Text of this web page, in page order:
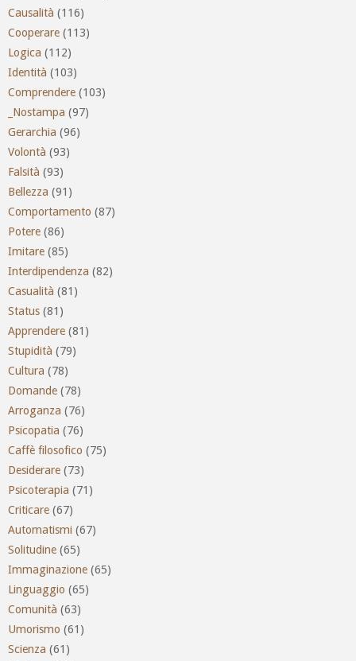
Causalità (116)
Cooperare (113)
Logica (112)
Identità (103)
Comprendere (103)
_Nostampa (97)
Gerarchia (96)
Volontà (93)
Falsità (93)
Bellezza (91)
Comportamento (87)
Potere (86)
Imitare (85)
Interdipendenza (82)
Casualità (81)
Status (81)
Apprendere (81)
Stupidità (79)
Cultura (78)
Domande (78)
Arroganza (76)
Psicopatia (76)
Caffè filosofico (75)
Desiderare (73)
Psicoterapia (71)
Criticare (67)
Automatismi (67)
Solitudine (65)
Immaginazione (65)
Linguaggio (65)
Comunità (63)
Umorismo (61)
Scienza (61)